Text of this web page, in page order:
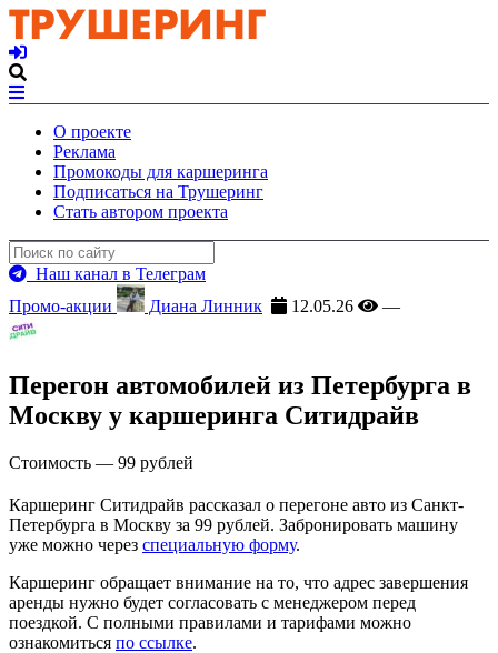
О проекте
Реклама
Промокоды для каршеринга
Подписаться на Трушеринг
Стать автором проекта
Наш канал в Телеграм
Промо-акции
Диана Линник 12.05.26 —
Перегон автомобилей из Петербурга в
Москву у каршеринга Ситидрайв
Стоимость — 99 рублей
Каршеринг Ситидрайв рассказал о перегоне авто из Санкт-
Петербурга в Москву за 99 рублей. Забронировать машину
уже можно через специальную форму.
Каршеринг обращает внимание на то, что адрес завершения
аренды нужно будет согласовать с менеджером перед
поездкой. С полными правилами и тарифами можно
ознакомиться по ссылке.